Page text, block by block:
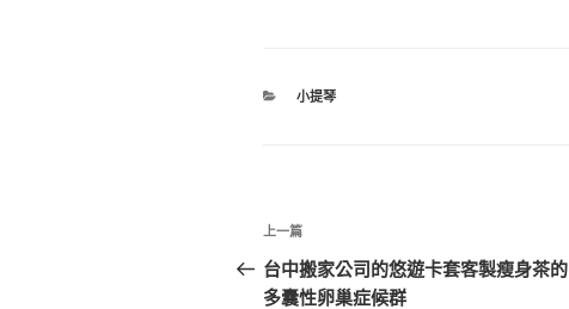
分
小提琴
文
章
上
一
篇
上一篇
台中搬家公司的悠遊卡套客製瘦身茶的
多囊性卵巢症候群